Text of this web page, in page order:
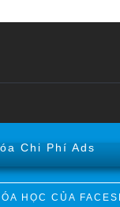
Top Google
HỌC CỦA